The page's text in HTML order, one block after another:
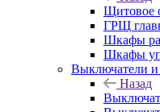
Щитовое
ГРЩ
Шкафы
Шкафы
Выключатели и
Назад